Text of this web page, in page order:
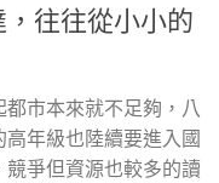
往往從小小的
市本來就不足夠，八
年級也陸續要進入國
爭但資源也較多的讀